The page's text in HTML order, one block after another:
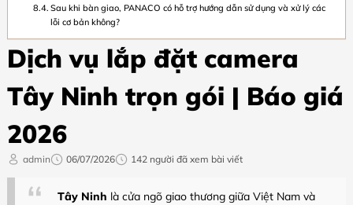
Sau khi bàn giao, PANACO có hỗ trợ hướng dẫn sử dụng và xử lý các
lỗi cơ bản không?
Dịch vụ lắp đặt camera
Tây Ninh trọn gói | Báo giá
2026
admin 06/07/2026 142 người đã xem bài viết
Tây Ninh là cửa ngõ giao thương giữa Việt Nam và